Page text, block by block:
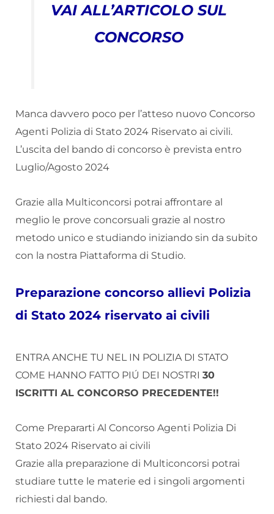
VAI ALL’ARTICOLO SUL
CONCORSO
Manca davvero poco per l’atteso nuovo Concorso
Agenti Polizia di Stato 2024 Riservato ai civili.
L’uscita del bando di concorso è prevista entro
Luglio/Agosto 2024
Grazie alla Multiconcorsi potrai affrontare al
meglio le prove concorsuali grazie al nostro
metodo unico e studiando iniziando sin da subito
con la nostra Piattaforma di Studio.
Preparazione concorso allievi Polizia
di Stato 2024 riservato ai civili
ENTRA ANCHE TU NEL IN POLIZIA DI STATO
COME HANNO FATTO PIÚ DEI NOSTRI 30
ISCRITTI AL CONCORSO PRECEDENTE!!
Come Prepararti Al Concorso Agenti Polizia Di
Stato 2024 Riservato ai civili
Grazie alla preparazione di Multiconcorsi potrai
studiare tutte le materie ed i singoli argomenti
richiesti dal bando.